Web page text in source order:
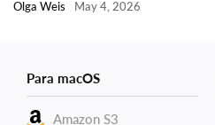
Olga Weis May 4, 2026
Para macOS
Amazon S3